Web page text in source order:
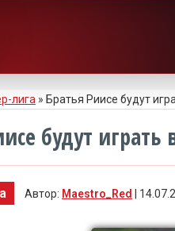
лига » Братья Риисе будут
будут играть
Автор: Maestro_Red |